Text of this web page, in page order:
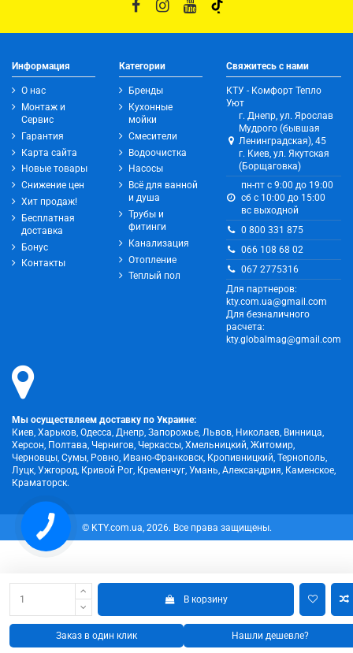
В корзину
Заказ в один клик Нашли дешевле?
Информация
О нас
Монтаж и
Сервис
Гарантия
Карта сайта
Новые товары
Снижение цен
Хит продаж!
Бесплатная
доставка
Бонус
Контакты
Категории
Бренды
Кухонные
мойки
Смесители
Водоочистка
Насосы
Всё для ванной
и душа
Трубы и
фитинги
Канализация
Отопление
Теплый пол
Свяжитесь с нами
КТУ - Комфорт Тепло
Уют
г. Днепр, ул. Ярослав
Мудрого (бывшая
Ленинградская), 45
г. Киев, ул. Якутская
(Борщаговка)
пн-пт с 9:00 до 19:00
сб с 10:00 до 15:00
вс выходной
0 800 331 875
066 108 68 02
067 2775316
Для партнеров:
kty.com.ua@gmail.com
Для безналичного
расчета:
kty.globalmag@gmail.com
Мы осуществляем доставку по Украине:
Киев, Харьков, Одесса, Днепр, Запорожье, Львов, Николаев, Винница,
Херсон, Полтава, Чернигов, Черкассы, Хмельницкий, Житомир,
Черновцы, Сумы, Ровно, Ивано-Франковск, Кропивницкий, Тернополь,
Луцк, Ужгород, Кривой Рог, Кременчуг, Умань, Александрия, Каменское,
Краматорск.
© KTY.com.ua, 2026. Все права защищены.
КНОПКА
ЗВ'ЯЗКУ